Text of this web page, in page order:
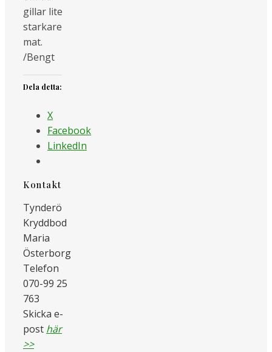
gillar lite
starkare
mat.
/Bengt
Dela detta:
X
Facebook
LinkedIn
Kontakt
Tynderö
Kryddbod
Maria
Österborg
Telefon
070-99 25
763
Skicka e-
post här
>>